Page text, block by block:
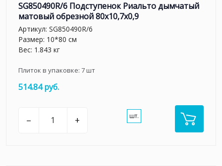
SG850490R/6 Подступенок Риальто дымчатый
матовый обрезной 80x10,7x0,9
Артикул: SG850490R/6
Размер: 10*80 см
Вес: 1.843 кг
Плиток в упаковке: 7шт
514.84 руб.
– + шт.